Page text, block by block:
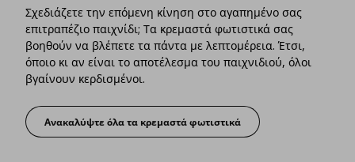
Σχεδιάζετε την επόμενη κίνηση στο αγαπημένο σας
επιτραπέζιο παιχνίδι; Τα κρεμαστά φωτιστικά σας
βοηθούν να βλέπετε τα πάντα με λεπτομέρεια. Έτσι,
όποιο κι αν είναι το αποτέλεσμα του παιχνιδιού, όλοι
βγαίνουν κερδισμένοι.
Φωτισμός οροφής, μία σωστή κίνηση
Ανακαλύψτε όλα τα κρεμαστά φωτιστικά